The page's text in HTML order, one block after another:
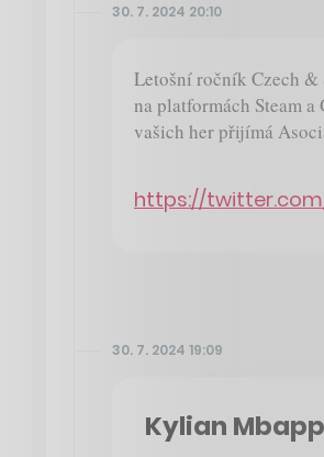
30. 7. 2024 20:10
Letošní ročník Czech &
na platformách Steam
vašich her přijímá
https://twitter.com/
30. 7. 2024 19:09
Kylian